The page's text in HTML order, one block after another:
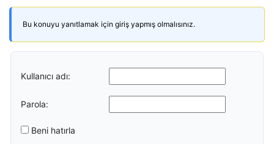
Bu konuyu yanıtlamak için giriş yapmış olmalısınız.
Kullanıcı adı:
Parola:
Beni hatırla